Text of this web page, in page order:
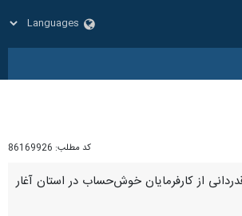
کد مطلب: 86169926